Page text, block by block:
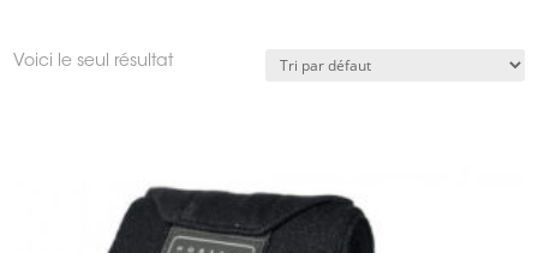
Voici le seul résultat